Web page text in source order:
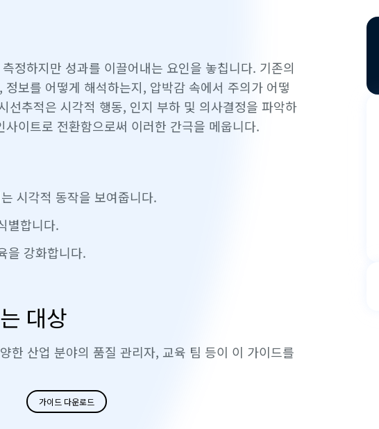
정하지만 성과를 이끌어내는 요인을 놓칩니다. 기존의
보를 어떻게 해석하는지, 압박감 속에서 주의가 어떻
선추적은 시각적 행동, 인지 부하 및 의사결정을 파악하
이트로 전환함으로써 이러한 간극을 메웁니다.
시각적 동작을 보여줍니다.
별합니다.
을 강화합니다.
대상
한 산업 분야의 품질 관리자, 교육 팀 등이 이 가이드를
가이드 다운로드